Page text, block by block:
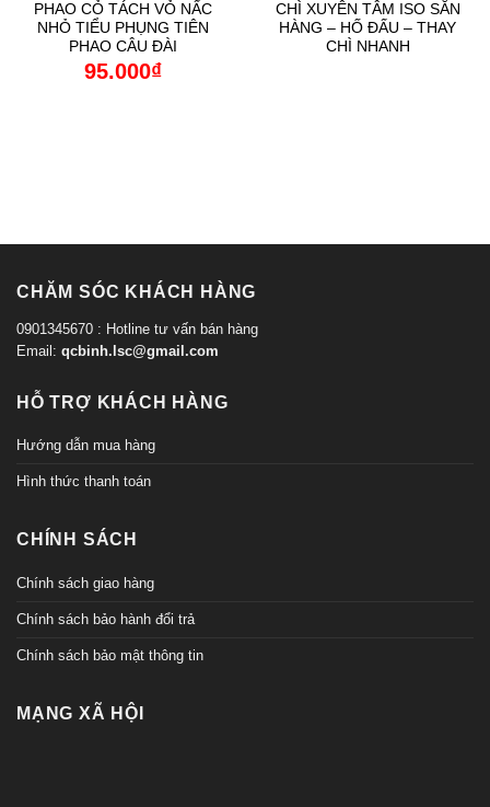
PHAO CỎ TÁCH VỎ NẤC
NHỎ TIỂU PHỤNG TIÊN
PHAO CÂU ĐÀI
95.000₫
CHÌ XUYÊN TÂM ISO SĂN
HÀNG – HỐ ĐẤU – THAY
CHÌ NHANH
CHĂM SÓC KHÁCH HÀNG
0901345670 : Hotline tư vấn bán hàng
Email: qcbinh.lsc@gmail.com
HỖ TRỢ KHÁCH HÀNG
Hướng dẫn mua hàng
Hình thức thanh toán
CHÍNH SÁCH
Chính sách giao hàng
Chính sách bảo hành đổi trả
Chính sách bảo mật thông tin
MẠNG XÃ HỘI